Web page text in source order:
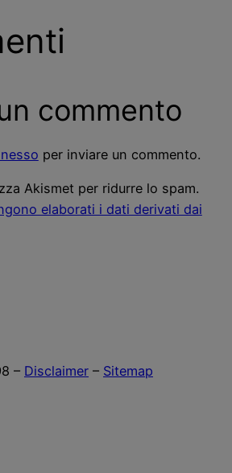
commento
per inviare un commento.
Akismet per ridurre lo spam.
elaborati i dati derivati dai
– Disclaimer – Sitemap